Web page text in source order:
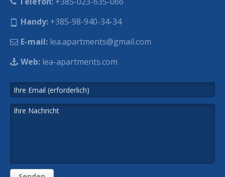
Handy: +385-98-940-34-34
E-mail: lea.apartments@gmail.com
Web: lea-apartments.com